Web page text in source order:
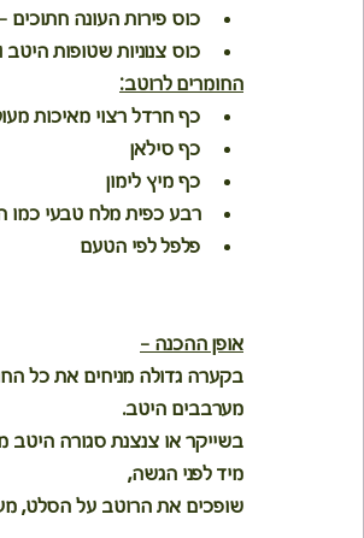
כוס פירות העונה חתוכים
כוס צנוניות שטופות
החומרים לרוטב:
כף חרדל רצוי מאיכות
כף סילאן
כף מיץ לימון
רבע כפית מלח טבעי כמו
פלפל לפי הטעם
אופן ההכנה -
בקערה גדולה מניחים את כל
מערבבים היטב.
בשייקר או צנצנת סגורה
מיד לפני הגשה,
שופכים את הרוטב על הסלט,